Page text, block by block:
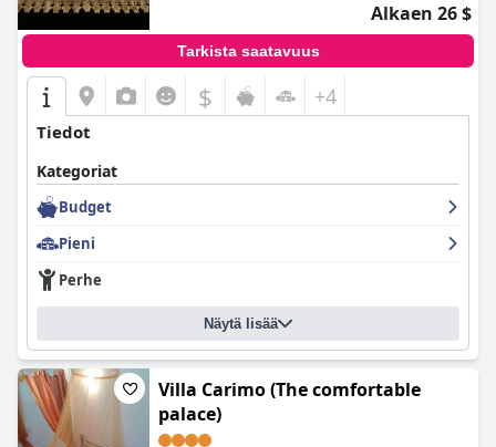
Alkaen 26 $
Tarkista saatavuus
$ +4
Tiedot
Kategoriat
Budget
Pieni
Perhe
Näytä lisää
Villa Carimo (The comfortable
palace)